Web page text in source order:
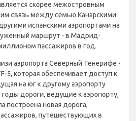
скорее межостровным
связь между семью Канарскими
испанскими аэропортами на
маршрут - в Мадрид-
пассажиров в год.
аэропорта Северный Тенерифе -
5, которая обеспечивает доступ к
на юг к другому аэропорту
дороги, ведущие к аэропорту,
построена новая дорога,
путешествующих в